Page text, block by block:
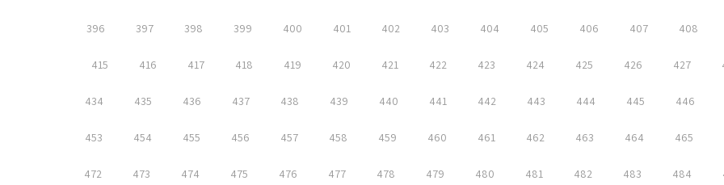
396 397 398 399 400 401 402 403 404 405 406 407 408
415 416 417 418 419 420 421 422 423 424 425 426 427
434 435 436 437 438 439 440 441 442 443 444 445 446
453 454 455 456 457 458 459 460 461 462 463 464 465
472 473 474 475 476 477 478 479 480 481 482 483 484